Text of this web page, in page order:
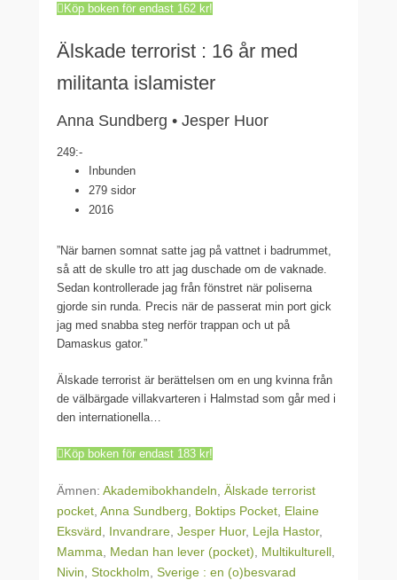
Köp boken för endast 162 kr!
Älskade terrorist : 16 år med
militanta islamister
Anna Sundberg • Jesper Huor
249:-
Inbunden
279 sidor
2016
”När barnen somnat satte jag på vattnet i badrummet,
så att de skulle tro att jag duschade om de vaknade.
Sedan kontrollerade jag från fönstret när poliserna
gjorde sin runda. Precis när de passerat min port gick
jag med snabba steg nerför trappan och ut på
Damaskus gator.”
Älskade terrorist är berättelsen om en ung kvinna från
de välbärgade villakvarteren i Halmstad som går med i
den internationella…
Köp boken för endast 183 kr!
Ämnen: Akademibokhandeln Älskade terrorist
pocket Anna Sundberg Boktips Pocket Elaine
Eksvärd
Invandrare Jesper Huor, Lejla Hastor,
Mamma
Medan han lever (pocket) Multikulturell
Nivin Stockholm Sverige : en (o)besvarad